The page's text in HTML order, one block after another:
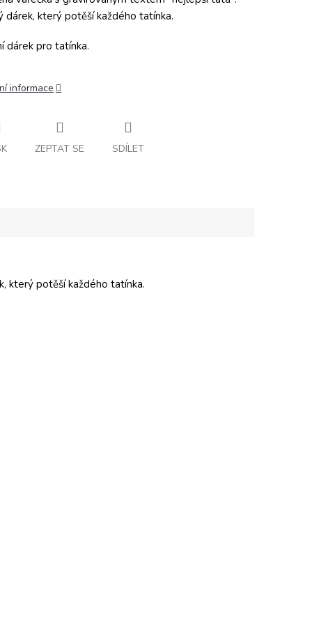
dárek, který potěší každého tatínka.
dárek pro tatínka.
informace
ZEPTAT SE SDÍLET
který potěší každého tatínka.